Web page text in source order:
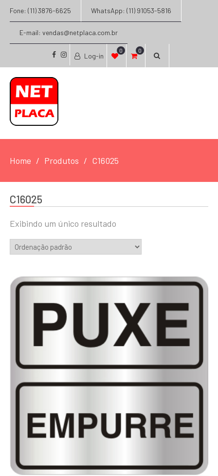
Fone: (11) 3876-6625 WhatsApp: (11) 91053-5816
E-mail: vendas@netplaca.com.br
facebook
instagram
Log-in
0 0
Home Produtos C16025
C16025
Exibindo um único resultado